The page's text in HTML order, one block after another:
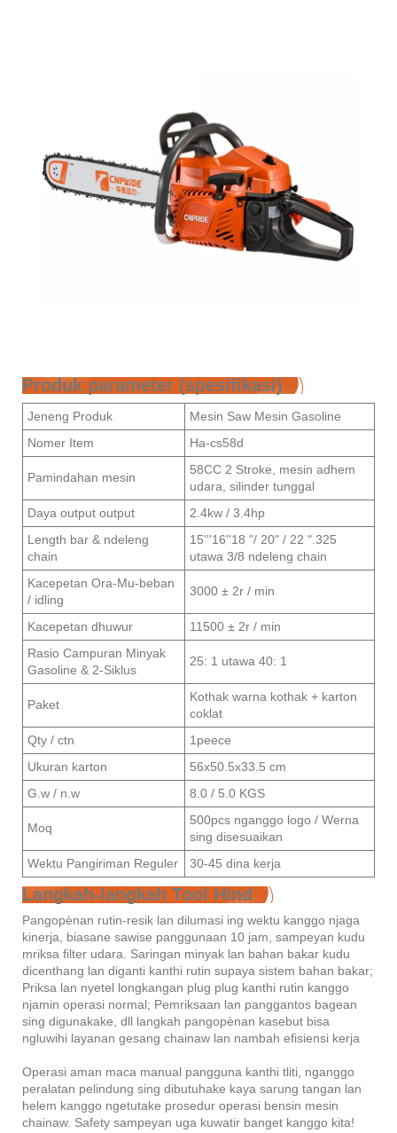
Produk parameter (spesifikasi)
Jeneng Produk
Mesin Saw Mesin Gasoline
Nomer Item
Ha-cs58d
Pamindahan mesin
58CC 2 Stroke, mesin adhem
udara, silinder tunggal
Daya output output
2.4kw / 3.4hp
Length bar & ndeleng
chain
15'''16''18 "/ 20" / 22 ".325
utawa 3/8 ndeleng chain
Kacepetan Ora-Mu-beban
/ idling
3000 ± 2r / min
Kacepetan dhuwur
11500 ± 2r / min
Rasio Campuran Minyak
Gasoline & 2-Siklus
25: 1 utawa 40: 1
Paket
Kothak warna kothak + karton
coklat
Qty / ctn
1peece
Ukuran karton
56x50.5x33.5 cm
G.w / n.w
8.0 / 5.0 KGS
Moq
500pcs nganggo logo / Werna
sing disesuaikan
Wektu Pangiriman Reguler
30-45 dina kerja
Langkah-langkah Tool Hind
Pangopènan rutin-resik lan dilumasi ing wektu kanggo njaga
kinerja, biasane sawise panggunaan 10 jam, sampeyan kudu
mriksa filter udara. Saringan minyak lan bahan bakar kudu
dicenthang lan diganti kanthi rutin supaya sistem bahan bakar;
Priksa lan nyetel longkangan plug plug kanthi rutin kanggo
njamin operasi normal; Pemriksaan lan panggantos bagean
sing digunakake, dll langkah pangopènan kasebut bisa
ngluwihi layanan gesang chainaw lan nambah efisiensi kerja
Operasi aman maca manual pangguna kanthi tliti, nganggo
peralatan pelindung sing dibutuhake kaya sarung tangan lan
helem kanggo ngetutake prosedur operasi bensin mesin
chainaw. Safety sampeyan uga kuwatir banget kanggo kita!